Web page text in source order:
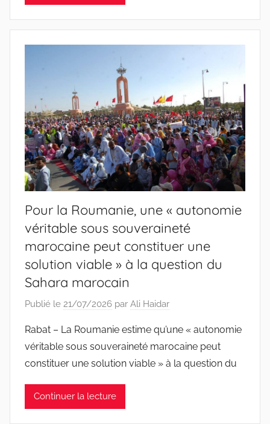
Pour la Roumanie, une « autonomie
véritable sous souveraineté
marocaine peut constituer une
solution viable » à la question du
Sahara marocain
Publié le 21/07/2026 par Ali Haidar
Rabat – La Roumanie estime qu’une « autonomie
véritable sous souveraineté marocaine peut
constituer une solution viable » à la question du
Continuer la lecture